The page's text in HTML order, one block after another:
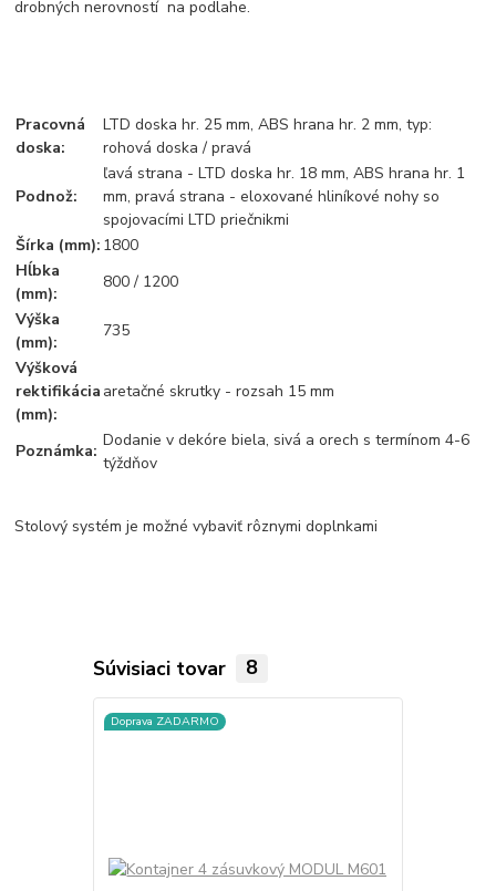
drobných nerovností na podlahe.
Pracovná
doska:
LTD doska hr. 25 mm, ABS hrana hr. 2 mm, typ:
rohová doska / pravá
Podnož:
ľavá strana - LTD doska hr. 18 mm, ABS hrana hr. 1
mm, pravá strana - eloxované hliníkové nohy so
spojovacími LTD priečnikmi
Šírka (mm): 1800
Hĺbka
(mm):
800 / 1200
Výška
(mm):
735
Výšková
rektifikácia
(mm):
aretačné skrutky - rozsah 15 mm
Poznámka:
Dodanie v dekóre biela, sivá a orech s termínom 4-6
týždňov
Stolový systém je možné vybaviť rôznymi doplnkami
Súvisiaci tovar 8
Doprava ZADARMO